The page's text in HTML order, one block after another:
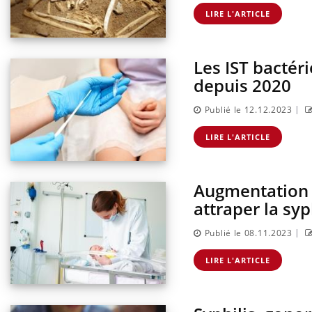
LIRE L'ARTICLE
Les IST
depuis 2020
Publié le 12.12.2023 |
LIRE L'ARTICLE
attraper la
Publié le 08.11.2023 |
LIRE L'ARTICLE
Grossesse à risque : ce jus
naturel attire l'attention
des chercheurs
Youtube
Eczéma Chronique des Mains :
expliquer ma maladieYoutube
Il y a des sujets qui sont faciles à aborder...
d'autres non ! D'un côté, poser des questions